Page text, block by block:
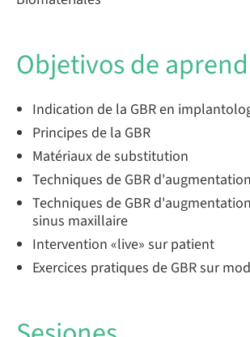
Objetivos de
Indication de la GBR en
Principes de la GBR
Matériaux de substitution
Techniques de GBR
Techniques de GBR
sinus maxillaire
Intervention «live» sur patient
Exercices pratiques de GBR sur